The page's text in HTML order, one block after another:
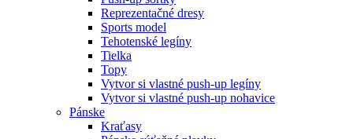
Reprezentačné dresy
Sports model
Tehotenské legíny
Tielka
Topy
Vytvor si vlastné push-up legíny
Vytvor si vlastné push-up nohavice
Pánske
Kraťasy